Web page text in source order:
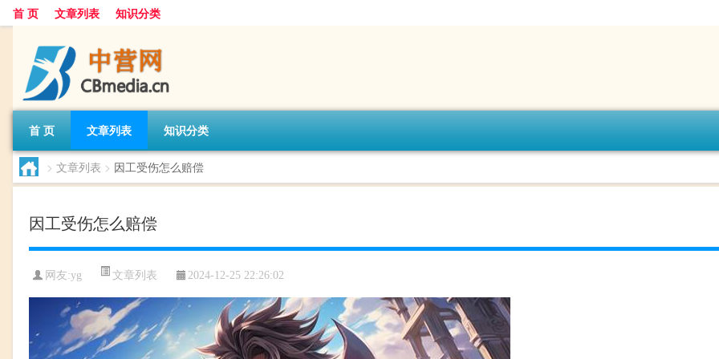
首 页 文章列表 知识分类
首 页 文章列表 知识分类
> 文章列表 > 因工受伤怎么赔偿
因工受伤怎么赔偿
网友:yg 文章列表 2024-12-25 22:26:02